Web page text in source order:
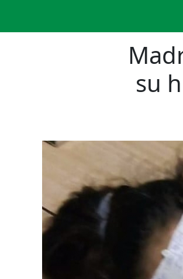
su